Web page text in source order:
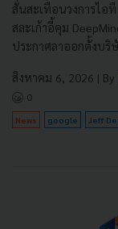
สั่นสะเทือนวงการไอ
สละเก้าอี้คุม
ประกาศลาออกตั้งบริ
สิงหาคม 6, 2026 | By
0
News google Jeff